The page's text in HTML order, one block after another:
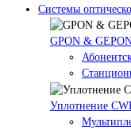
Системы
GPON &
Уплотнение